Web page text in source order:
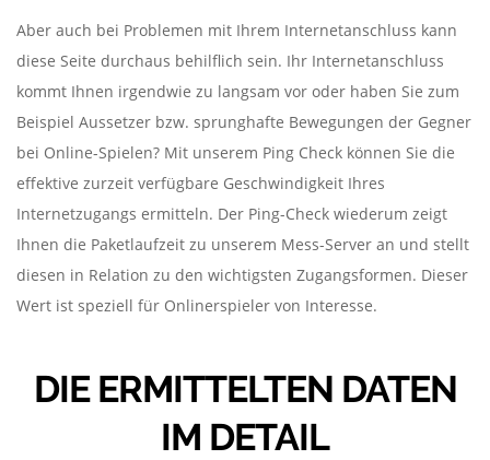
Aber auch bei Problemen mit Ihrem Internetanschluss kann
diese Seite durchaus behilflich sein. Ihr Internetanschluss
kommt Ihnen irgendwie zu langsam vor oder haben Sie zum
Beispiel Aussetzer bzw. sprunghafte Bewegungen der Gegner
bei Online-Spielen? Mit unserem Ping Check können Sie die
effektive zurzeit verfügbare Geschwindigkeit Ihres
Internetzugangs ermitteln. Der Ping-Check wiederum zeigt
Ihnen die Paketlaufzeit zu unserem Mess-Server an und stellt
diesen in Relation zu den wichtigsten Zugangsformen. Dieser
Wert ist speziell für Onlinerspieler von Interesse.
DIE ERMITTELTEN DATEN
IM DETAIL